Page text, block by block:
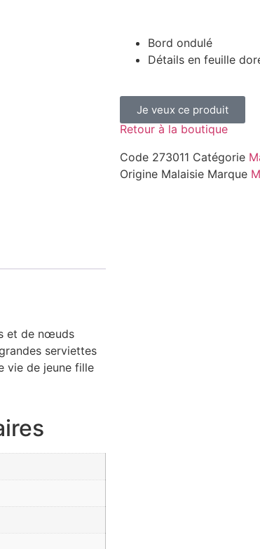
Bord ondulé
Détails en feuille
Je veux ce produit
Retour à la boutique
Code 273011 Catégorie
Origine Malaisie Marque
et de nœuds
serviettes
vie de jeune fille